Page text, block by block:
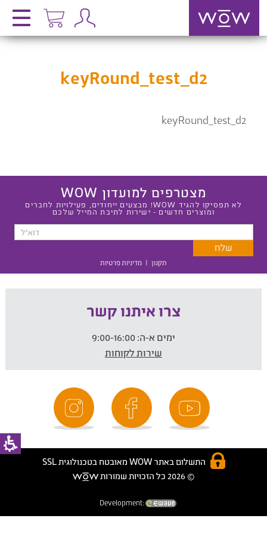
keyRound_test_d2
keyRound_test_d2
מצטרפים למועדון WOW
לא תפסיקו להגיד WOW! מבצעים ייחודים, פעילויות לחברים
ומוצרים חדשים - ישירות לתיבת המייל שלכם
תקנון | מדיניות פרטיות
צרו איתנו קשר
ימים א-ה:
שירות לקוחות
התשלום באתר WOW מאובטח בטכנולוגית SSL
© 2026 כל הזכויות שמורות
Development: